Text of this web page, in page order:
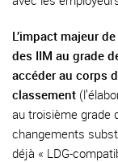
L’impact majeur
des IIM au grade
accéder au corps
classement
au troisième grade
changements
déjà « LDG-